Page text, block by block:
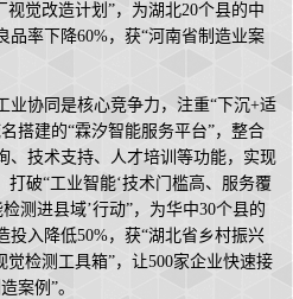
觉改造计划”，为湖北20个县的中
品率下降60%，获“河南省制造业案
业协同是核心竞争力，注重“下沉+适
搭建的“霖汐智能服务平台”，整合
、技术支持、人才培训等功能，实现
破“工业智能‘技术门槛高、服务覆
测进县域’行动”，为华中30个县的
投入降低50%，获“湖北省乡村振兴
觉检测工具箱”，让500家企业快速接
案例”。